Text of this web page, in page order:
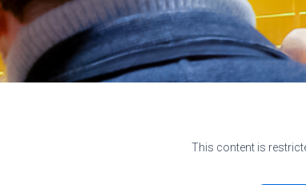
This content is